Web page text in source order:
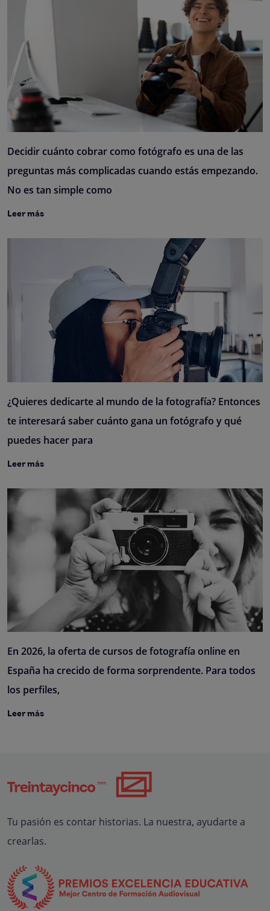
Decidir cuánto cobrar como fotógrafo es una de las
preguntas más complicadas cuando estás empezando.
No es tan simple como
Leer más
¿Quieres dedicarte al mundo de la fotografía? Entonces
te interesará saber cuánto gana un fotógrafo y qué
puedes hacer para
Leer más
En 2026, la oferta de cursos de fotografía online en
España ha crecido de forma sorprendente. Para todos
los perfiles,
Leer más
Tu pasión es contar historias. La nuestra, ayudarte a
crearlas.